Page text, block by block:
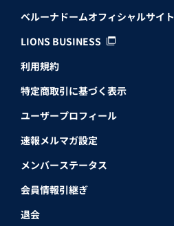
ベルーナドームオフィシャルサイト
LIONS BUSINESS
利用規約
特定商取引に基づく表示
ユーザープロフィール
速報メルマガ設定
メンバーステータス
会員情報引継ぎ
退会